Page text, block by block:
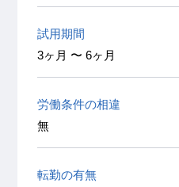
試用期間
3ヶ月 〜 6ヶ月
労働条件の相違
無
転勤の有無